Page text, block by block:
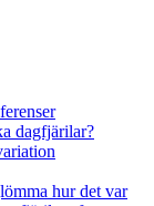
dagfjärilar?
hur det var